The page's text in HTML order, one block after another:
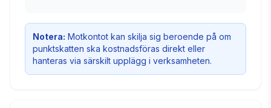
Notera: Motkontot kan skilja sig beroende på om
punktskatten ska kostnadsföras direkt eller
hanteras via särskilt upplägg i verksamheten.